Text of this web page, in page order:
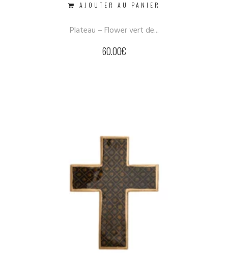
AJOUTER AU PANIER
Plateau – Flower vert de...
60.00€